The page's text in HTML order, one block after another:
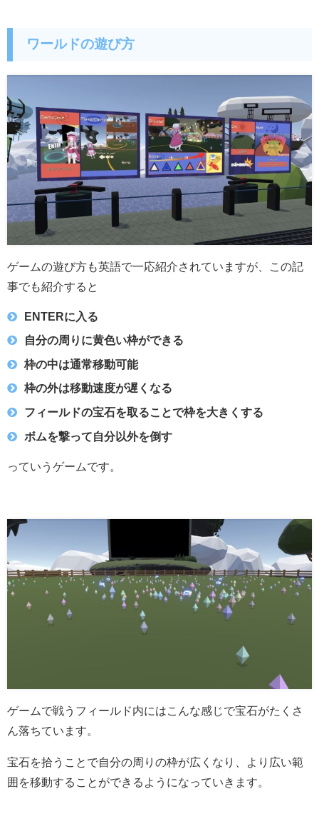
ワールドの遊び方
ゲームの遊び方も英語で一応紹介されていますが、この記
事でも紹介すると
ENTERに入る
自分の周りに黄色い枠ができる
枠の中は通常移動可能
枠の外は移動速度が遅くなる
フィールドの宝石を取ることで枠を大きくする
ボムを撃って自分以外を倒す
っていうゲームです。
ゲームで戦うフィールド内にはこんな感じで宝石がたくさ
ん落ちています。
宝石を拾うことで自分の周りの枠が広くなり、より広い範
囲を移動することができるようになっていきます。